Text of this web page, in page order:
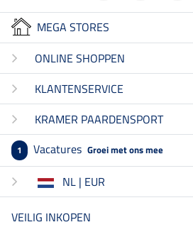
MEGA STORES
ONLINE SHOPPEN
KLANTENSERVICE
KRAMER PAARDENSPORT
1 Vacatures Groei met ons mee
NL | EUR
VEILIG INKOPEN